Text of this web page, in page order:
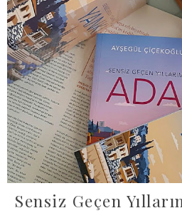
Sensiz Geçen